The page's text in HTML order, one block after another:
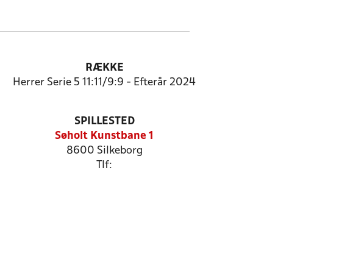
RÆKKE
Herrer Serie 5 11:11/9:9 - Efterår 2024
SPILLESTED
Søholt Kunstbane 1
8600 Silkeborg
Tlf: